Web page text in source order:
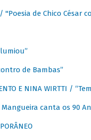
/ "Poesia de Chico César
de Bambas”
E NINA WIRTTI /
canta os 90